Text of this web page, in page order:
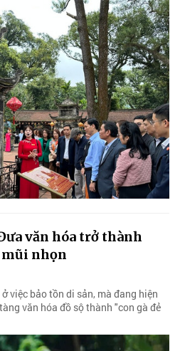
văn hóa trở thành
nhọn
việc bảo tồn di sản, mà đang hiện
văn hóa đồ sộ thành "con gà đẻ